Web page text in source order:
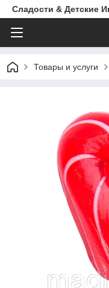
Сладости & Детские
Товары и услуги